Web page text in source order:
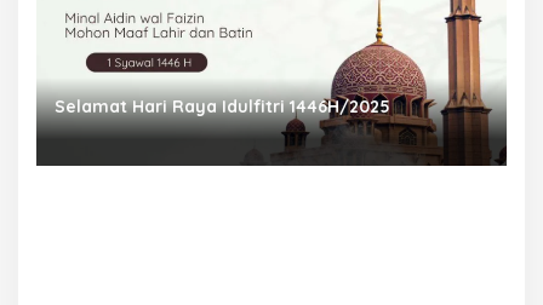
Selamat Hari Raya Idulfitri 1446H/2025